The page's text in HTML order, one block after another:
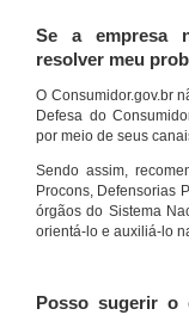
Se a empresa
resolver meu
O Consumidor.gov.br
Defesa do
por meio de seus
Sendo assim,
Procons, Defensorias
órgãos do Sistema
orientá-lo e auxiliá-lo
Posso sugerir o